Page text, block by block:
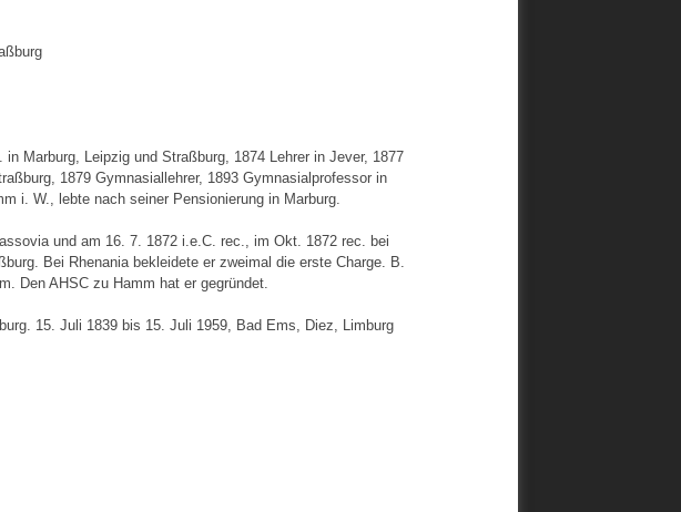
Marburg, Leipzig und Straßburg, 1874 Lehrer in Jever, 1877
1879 Gymnasiallehrer, 1893 Gymnasialprofessor in
i. W., lebte nach seiner Pensionierung in Marburg.
und am 16. 7. 1872 i.e.C. rec., im Okt. 1872 rec. bei
Bei Rhenania bekleidete er zweimal die erste Charge. B.
Den AHSC zu Hamm hat er gegründet.
15. Juli 1839 bis 15. Juli 1959, Bad Ems, Diez, Limburg